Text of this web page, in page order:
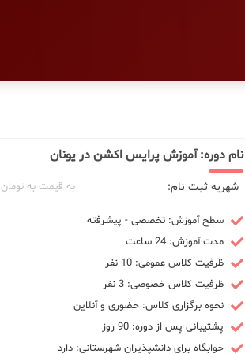
نام دوره: آموزش پرایس اکشن در یونان
شهریه ثبت نام: به قیمت به تومان
سطح آموزش: تخصصی - پیشرفته
مدت آموزش: 24 ساعت
ظرفیت کلاس عمومی: 10 نفر
ظرفیت کلاس خصوصی: 3 نفر
نحوه برگزاری کلاس: حضوری و آنلاین
پشتیبانی پس از دوره: 90 روز
خوابگاه برای دانشپذیران شهرستانی: دارد